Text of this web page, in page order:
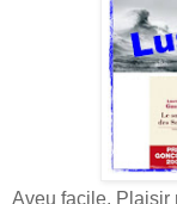
Aveu facile. Plaisir